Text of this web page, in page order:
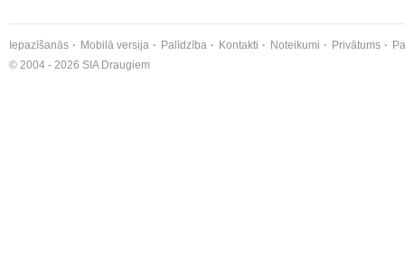
Iepazīšanās Mobilā versija Palīdzība Kontakti Noteikumi Privātums
© 2004 - 2026 SIA Draugiem